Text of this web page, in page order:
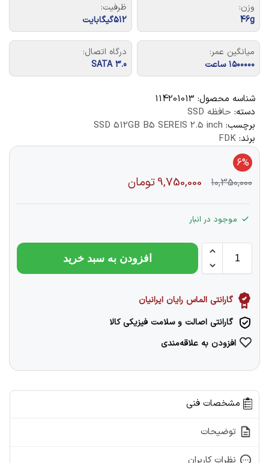
وزن:
46g
ظرفیت:
512گیگابایت
میانگین عمر:
۱۵۰۰۰۰۰ ساعت
درگاه اتصال:
SATA 3.0
شناسه محصول: 114201013
دسته: حافظه SSD
برچسب: SSD 512GB B5 SEREIS 2.5 inch
برند: FDK
6%
10,350,000
9,750,000تومان
موجود در انبار
افزودن به سبد خرید
گارانتی الماس رایان ایرانیان
گارانتی اصالت و سلامت فیزیکی کالا
افزودن به علاقه‌مندی
مشخصات فنی
توضیحات